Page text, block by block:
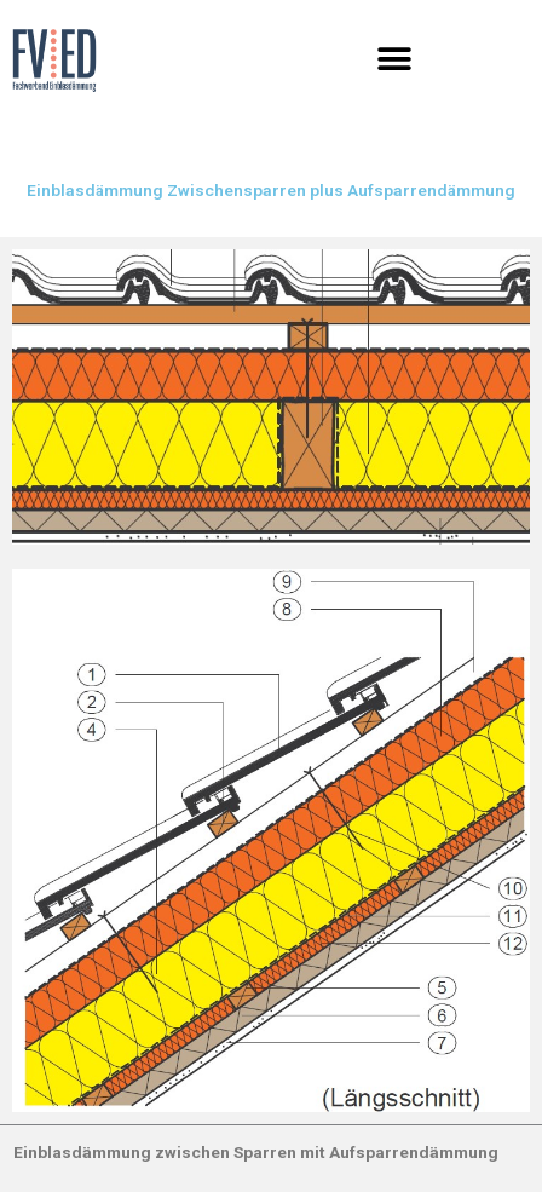
Inhalt
springen
Einblasdämmung Zwischensparren plus Aufsparrendämmung
Einblasdämmung zwischen Sparren mit Aufsparrendämmung